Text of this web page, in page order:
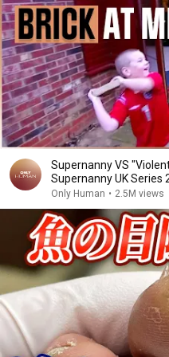
Supernanny VS
Supernanny UK Series
Only Human • 2.5M views